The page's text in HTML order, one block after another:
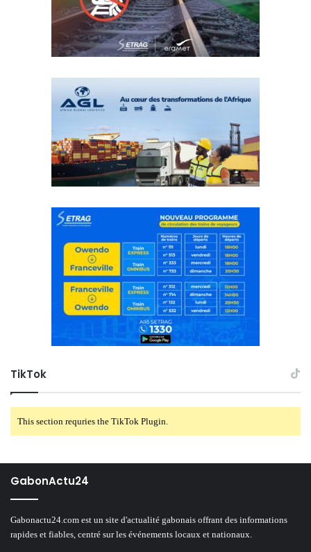
TikTok
This section requries the TikTok Plugin.
GabonActu24
Gabonactu24.com est un site d'actualité gabonais offrant des informations
rapides et fiables, centré sur les événements locaux et nationaux.